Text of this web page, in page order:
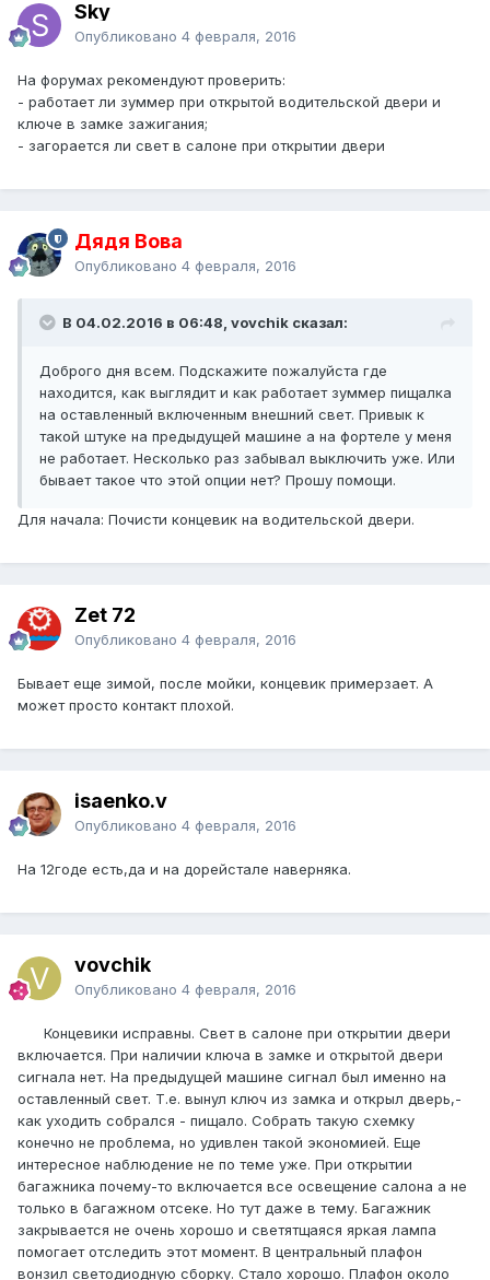
Sky
Опубликовано 4 февраля, 2016
На форумах рекомендуют проверить:
- работает ли зуммер при открытой водительской двери и
ключе в замке зажигания;
- загорается ли свет в салоне при открытии двери
Дядя Вова
Опубликовано 4 февраля, 2016
В 04.02.2016 в 06:48, vovchik сказал:
Доброго дня всем. Подскажите пожалуйста где
находится, как выглядит и как работает зуммер пищалка
на оставленный включенным внешний свет. Привык к
такой штуке на предыдущей машине а на фортеле у меня
не работает. Несколько раз забывал выключить уже. Или
бывает такое что этой опции нет? Прошу помощи.
Для начала: Почисти концевик на водительской двери.
Zet 72
Опубликовано 4 февраля, 2016
Бывает еще зимой, после мойки, концевик примерзает. А
может просто контакт плохой.
isaenko.v
Опубликовано 4 февраля, 2016
На 12годе есть,да и на дорейстале наверняка.
vovchik
Опубликовано 4 февраля, 2016
Концевики исправны. Свет в салоне при открытии двери
включается. При наличии ключа в замке и открытой двери
сигнала нет. На предыдущей машине сигнал был именно на
оставленный свет. Т.е. вынул ключ из замка и открыл дверь,-
как уходить собрался - пищало. Собрать такую схемку
конечно не проблема, но удивлен такой экономией. Еще
интересное наблюдение не по теме уже. При открытии
багажника почему-то включается все освещение салона а не
только в багажном отсеке. Но тут даже в тему. Багажник
закрывается не очень хорошо и светятщаяся яркая лампа
помогает отследить этот момент. В центральный плафон
вонзил светодиодную сборку. Стало хорошо. Плафон около